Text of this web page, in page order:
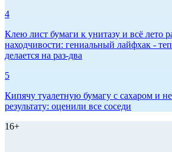
4
Клею лист бумаги к унитазу и всё лето
находчивости: гениальный лайфхак -
делается на раз-два
5
Кипячу туалетную бумагу с сахаром и
результату: оценили все соседи
16+